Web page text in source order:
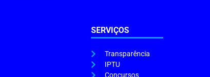
SERVIÇOS
Transparência
IPTU
Concursos